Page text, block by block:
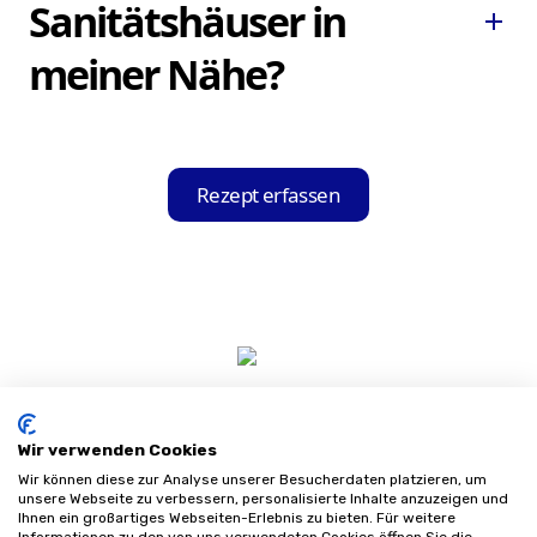
die Bestellung aus Ihrem Rezept aus.
Sanitätshäuser in
meiner Nähe?
add
anhand der ausgelesenen Informationen
nach Sanitätshäusern in der Nähe, die mit
Rezept erfassen
Wir verwenden Cookies
Wir können diese zur Analyse unserer Besucherdaten platzieren, um
unsere Webseite zu verbessern, personalisierte Inhalte anzuzeigen und
Ihnen ein großartiges Webseiten-Erlebnis zu bieten. Für weitere